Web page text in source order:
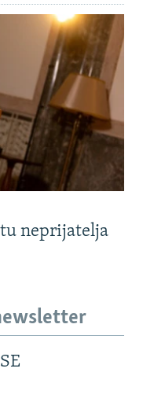
neprijatelja